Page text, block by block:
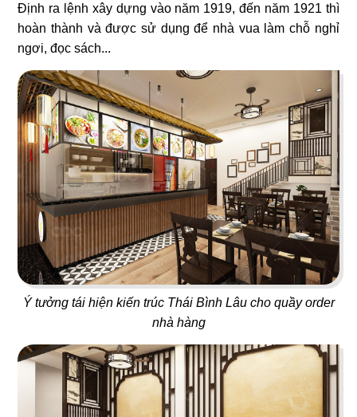
Định ra lệnh xây dựng vào năm 1919, đến năm 1921 thì
hoàn thành và được sử dụng để nhà vua làm chỗ nghỉ
ngơi, đọc sách...
Ý tưởng tái hiện kiến trúc Thái Bình Lâu cho quầy order
nhà hàng
27
SWEET HOUSE
Juice Bar
28
Bar
29
ICE CREAM
Tiệm kem
30
YUMMY CHICKEN
Thức ăn nhanh
31
BREAKING DAWN
32
SUNSHINE BOUTIQUE
Nhà hàng - Showroom